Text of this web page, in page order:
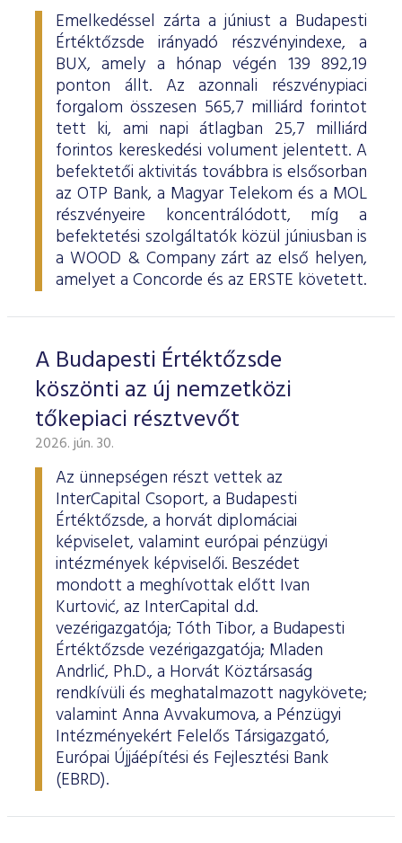
Emelkedéssel zárta a júniust a Budapesti
Értéktőzsde irányadó részvényindexe, a
BUX, amely a hónap végén 139 892,19
ponton állt. Az azonnali részvénypiaci
forgalom összesen 565,7 milliárd forintot
tett ki, ami napi átlagban 25,7 milliárd
forintos kereskedési volument jelentett. A
befektetői aktivitás továbbra is elsősorban
az OTP Bank, a Magyar Telekom és a MOL
részvényeire koncentrálódott, míg a
befektetési szolgáltatók közül júniusban is
a WOOD & Company zárt az első helyen,
amelyet a Concorde és az ERSTE követett.
A Budapesti Értéktőzsde
köszönti az új nemzetközi
tőkepiaci résztvevőt
2026. jún. 30.
Az ünnepségen részt vettek az
InterCapital Csoport, a Budapesti
Értéktőzsde, a horvát diplomáciai
képviselet, valamint európai pénzügyi
intézmények képviselői. Beszédet
mondott a meghívottak előtt Ivan
Kurtović, az InterCapital d.d.
vezérigazgatója; Tóth Tibor, a Budapesti
Értéktőzsde vezérigazgatója; Mladen
Andrlić, Ph.D., a Horvát Köztársaság
rendkívüli és meghatalmazott nagykövete;
valamint Anna Avvakumova, a Pénzügyi
Intézményekért Felelős Társigazgató,
Európai Újjáépítési és Fejlesztési Bank
(EBRD).